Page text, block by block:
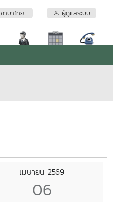
ภาษาไทย ผู้ดูแลระบบ
เมษายน 2569
06